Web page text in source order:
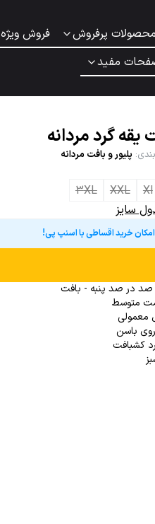
محصولات پرفروش فروش ویژه
مفید
یقه گرد مردانه
: پلیور و بافت مردانه
Xl
XXL
3XL
سایز
امکان خرید اقساطی با اسنپ پی!
در صد پنبه - بافت
متوسط
معمولی
باسن
کشبافت